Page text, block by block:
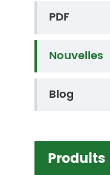
PDF
Nouvelles
Blog
Produits